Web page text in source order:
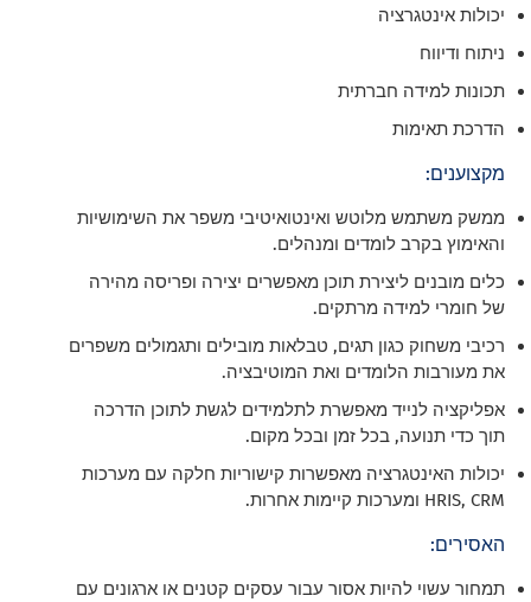
יכולות אינטגרציה
ניתוח ודיווח
תכונות למידה חברתית
הדרכת תאימות
מקצוענים:
ממשק משתמש מלוטש ואינטואיטיבי משפר את השימושיות
והאימוץ בקרב לומדים ומנהלים.
כלים מובנים ליצירת תוכן מאפשרים יצירה ופריסה מהירה
של חומרי למידה מרתקים.
רכיבי משחוק כגון תגים, טבלאות מובילים ותגמולים משפרים
את מעורבות הלומדים ואת המוטיבציה.
אפליקציה לנייד מאפשרת לתלמידים לגשת לתוכן הדרכה
תוך כדי תנועה, בכל זמן ובכל מקום.
יכולות האינטגרציה מאפשרות קישוריות חלקה עם מערכות
HRIS, CRM ומערכות קיימות אחרות.
האסירים:
תמחור עשוי להיות אסור עבור עסקים קטנים או ארגונים עם